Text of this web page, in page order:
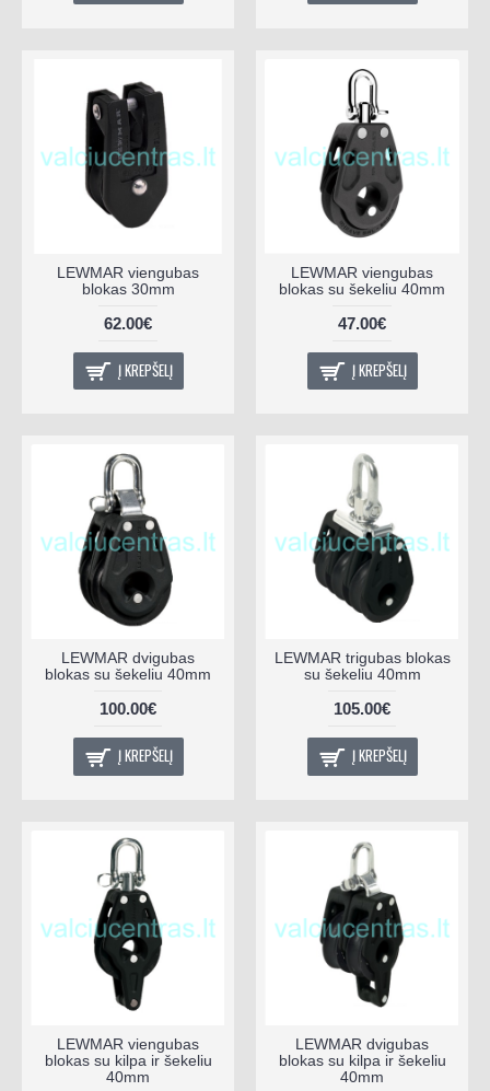
LEWMAR viengubas
blokas 30mm
62.00€
Į KREPŠELĮ
LEWMAR viengubas
blokas su šekeliu 40mm
47.00€
Į KREPŠELĮ
LEWMAR dvigubas
blokas su šekeliu 40mm
100.00€
Į KREPŠELĮ
LEWMAR trigubas blokas
su šekeliu 40mm
105.00€
Į KREPŠELĮ
LEWMAR viengubas
blokas su kilpa ir šekeliu
40mm
LEWMAR dvigubas
blokas su kilpa ir šekeliu
40mm